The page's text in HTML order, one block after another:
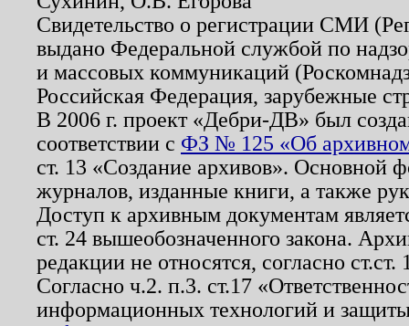
Свидетельство о регистрации СМИ
выдано Федеральной службой по
и массовых коммуникаций
Российская Федерация, зарубежные
В 2006 г. проект «Дебри-ДВ» был
соответствии с ФЗ № 125 «Об
ст. 13 «Создание архивов». Основной
журналов, изданные книги, а также
Доступ к архивным документам
ст. 24 вышеобозначенного закона.
редакции не относятся, согласно
Согласно ч.2. п.3. ст.17
информационных технологий и